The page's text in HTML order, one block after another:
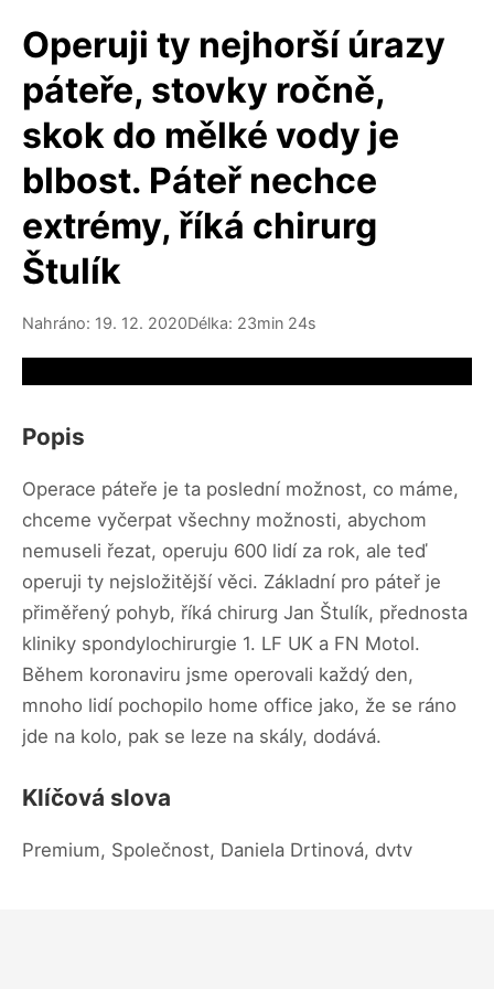
Operuji ty nejhorší úrazy
páteře, stovky ročně,
skok do mělké vody je
blbost. Páteř nechce
extrémy, říká chirurg
Štulík
Nahráno: 19. 12. 2020Délka: 23min 24s
Popis
Operace páteře je ta poslední možnost, co máme,
chceme vyčerpat všechny možnosti, abychom
nemuseli řezat, operuju 600 lidí za rok, ale teď
operuji ty nejsložitější věci. Základní pro páteř je
přiměřený pohyb, říká chirurg Jan Štulík, přednosta
kliniky spondylochirurgie 1. LF UK a FN Motol.
Během koronaviru jsme operovali každý den,
mnoho lidí pochopilo home office jako, že se ráno
jde na kolo, pak se leze na skály, dodává.
Klíčová slova
Premium, Společnost, Daniela Drtinová, dvtv